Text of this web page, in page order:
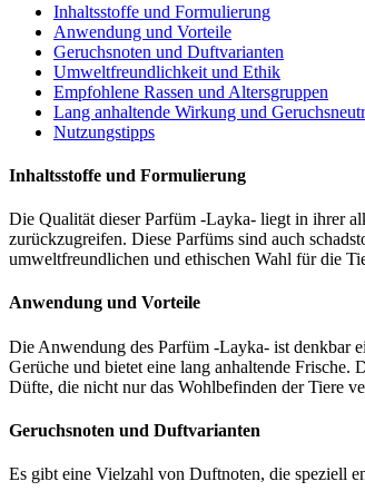
Inhaltsstoffe und Formulierung
Anwendung und Vorteile
Geruchsnoten und Duftvarianten
Umweltfreundlichkeit und Ethik
Empfohlene Rassen und Altersgruppen
Lang anhaltende Wirkung und
Nutzungstipps
Inhaltsstoffe und Formulierung
Die Qualität dieser Parfüm -Layka- liegt in ihrer
zurückzugreifen. Diese Parfüms sind auch
umweltfreundlichen und ethischen Wahl für die
Anwendung und Vorteile
Die Anwendung des Parfüm -Layka- ist denkbar
Gerüche und bietet eine lang anhaltende
Düfte, die nicht nur das Wohlbefinden der Tiere
Geruchsnoten und Duftvarianten
Es gibt eine Vielzahl von Duftnoten, die speziell